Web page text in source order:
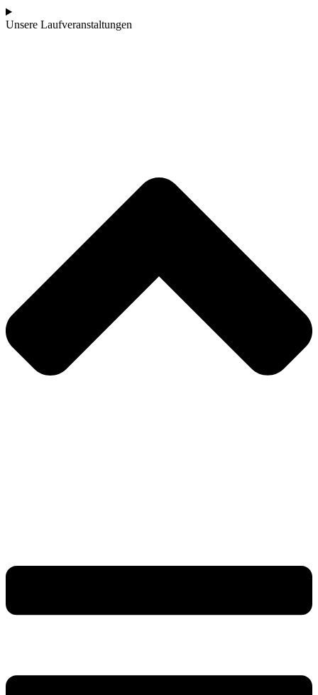
Unsere Laufveranstaltungen